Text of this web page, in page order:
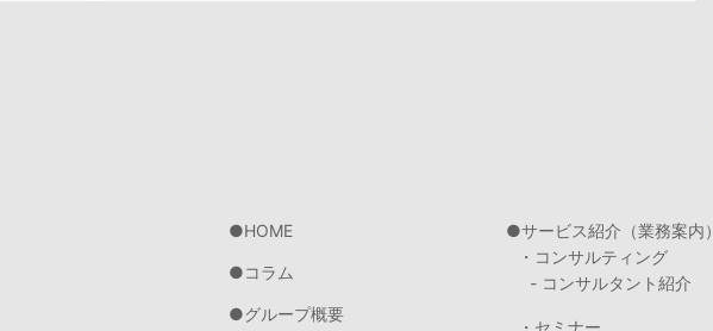
HOME
コラム
グループ概要
サービス紹介（業務案内）
・コンサルティング
- コンサルタント紹介
・セミナー